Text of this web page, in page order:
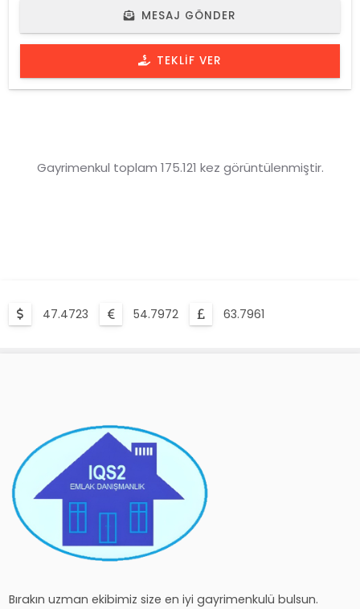
MESAJ GÖNDER
TEKLIF VER
Gayrimenkul toplam 175.121 kez görüntülenmiştir.
47.4723 54.7972 63.7961
Bırakın uzman ekibimiz size en iyi gayrimenkulü bulsun.